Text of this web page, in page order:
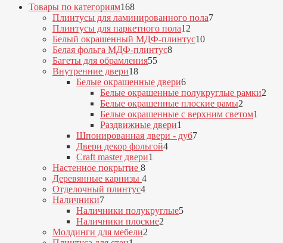
Товары по категориям168168
товаров
Плинтусы для ламинированного пола77
Плинтусы для паркетного пола12
товаров
Белый окрашенный МДФ-плинтус1010
Белая фольга МДФ-плинтус88
Багеты для обрамления5555
Внутренние двери1818
товаров
Белые окрашенные двери66
товаров
Белые окрашенные полукруглые рамки2
Белые окрашенные плоские рамы2
товара
Белые окрашенные с верхним светом1
Раздвижные двери1
товар
Шпонированная двери - дуб77
Двери декор фольгой44
Craft master двери1
Настенное покрытие 88
товаров
Деревянные карнизы 44
Отделочный плинтус44
Наличники77
товаров
Наличники полукруглые55
Наличники плоские2
Молдинги для мебели2